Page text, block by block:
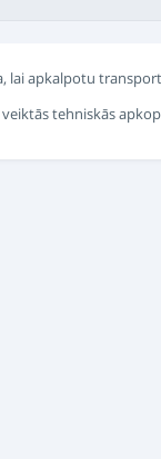
lai apkalpotu
tehniskās